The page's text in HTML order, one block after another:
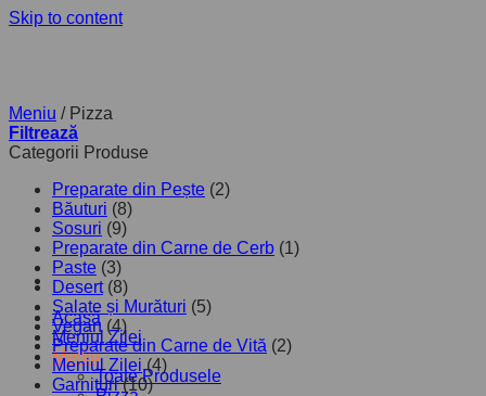
Skip to content
Acasă
Meniul Zilei
Meniu
Toate Produsele
Meniu /Pizza
Filtrează
Categorii Produse
Preparate din Pește (2)
Băuturi (8)
Sosuri (9)
Preparate din Carne de Cerb (1)
Paste (3)
Desert (8)
Salate și Murături (5)
Vegan (4)
Preparate din Carne de Vită (2)
Meniul Zilei (4)
Garnituri (10)